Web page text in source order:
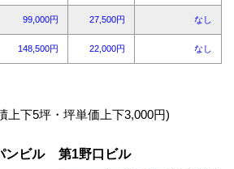
上下5坪・坪単価上下3,000円)